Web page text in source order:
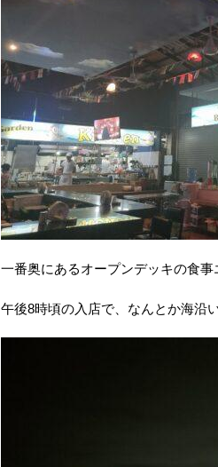
一番奥にあるオープンデッキの食事
午後8時頃の入店で、なんとか海沿